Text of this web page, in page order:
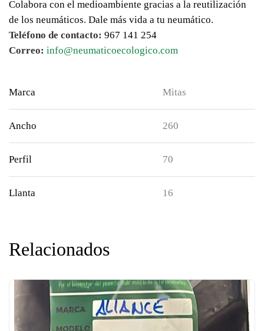
Colabora con el medioambiente gracias a la reutilización
de los neumáticos. Dale más vida a tu neumático.
Teléfono de contacto: 967 141 254
Correo: info@neumaticoecologico.com
Marca Mitas
Ancho 260
Perfil 70
Llanta 16
Relacionados